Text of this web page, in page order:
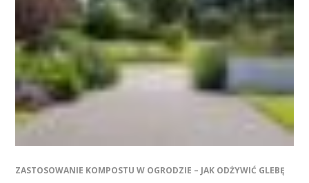
ZASTOSOWANIE KOMPOSTU W OGRODZIE – JAK ODŻYWIĆ GLEBĘ